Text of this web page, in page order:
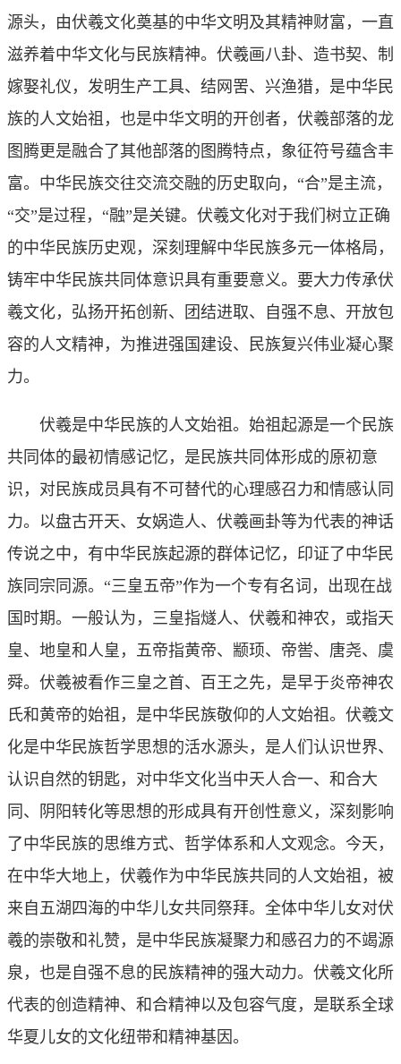
源头，由伏羲文化奠基的中华文明及其精神财富，一直
滋养着中华文化与民族精神。伏羲画八卦、造书契、制
嫁娶礼仪，发明生产工具、结网罟、兴渔猎，是中华民
族的人文始祖，也是中华文明的开创者，伏羲部落的龙
图腾更是融合了其他部落的图腾特点，象征符号蕴含丰
富。中华民族交往交流交融的历史取向，“合”是主流，
“交”是过程，“融”是关键。伏羲文化对于我们树立正确
的中华民族历史观，深刻理解中华民族多元一体格局，
铸牢中华民族共同体意识具有重要意义。要大力传承伏
羲文化，弘扬开拓创新、团结进取、自强不息、开放包
容的人文精神，为推进强国建设、民族复兴伟业凝心聚
力。
伏羲是中华民族的人文始祖。始祖起源是一个民族
共同体的最初情感记忆，是民族共同体形成的原初意
识，对民族成员具有不可替代的心理感召力和情感认同
力。以盘古开天、女娲造人、伏羲画卦等为代表的神话
传说之中，有中华民族起源的群体记忆，印证了中华民
族同宗同源。“三皇五帝”作为一个专有名词，出现在战
国时期。一般认为，三皇指燧人、伏羲和神农，或指天
皇、地皇和人皇，五帝指黄帝、颛顼、帝喾、唐尧、虞
舜。伏羲被看作三皇之首、百王之先，是早于炎帝神农
氏和黄帝的始祖，是中华民族敬仰的人文始祖。伏羲文
化是中华民族哲学思想的活水源头，是人们认识世界、
认识自然的钥匙，对中华文化当中天人合一、和合大
同、阴阳转化等思想的形成具有开创性意义，深刻影响
了中华民族的思维方式、哲学体系和人文观念。今天，
在中华大地上，伏羲作为中华民族共同的人文始祖，被
来自五湖四海的中华儿女共同祭拜。全体中华儿女对伏
羲的崇敬和礼赞，是中华民族凝聚力和感召力的不竭源
泉，也是自强不息的民族精神的强大动力。伏羲文化所
代表的创造精神、和合精神以及包容气度，是联系全球
华夏儿女的文化纽带和精神基因。